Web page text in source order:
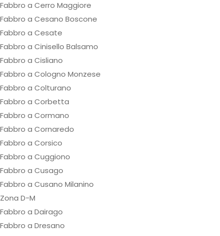
Fabbro a Cerro Maggiore
Fabbro a Cesano Boscone
Fabbro a Cesate
Fabbro a Cinisello Balsamo
Fabbro a Cisliano
Fabbro a Cologno Monzese
Fabbro a Colturano
Fabbro a Corbetta
Fabbro a Cormano
Fabbro a Cornaredo
Fabbro a Corsico
Fabbro a Cuggiono
Fabbro a Cusago
Fabbro a Cusano Milanino
Zona D-M
Fabbro a Dairago
Fabbro a Dresano